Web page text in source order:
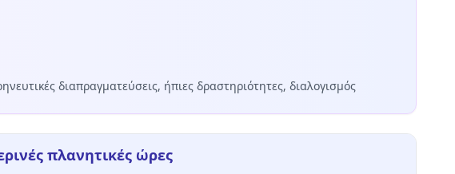
διαπραγματεύσεις, ήπιες δραστηριότητες, διαλογισμός
πλανητικές ώρες